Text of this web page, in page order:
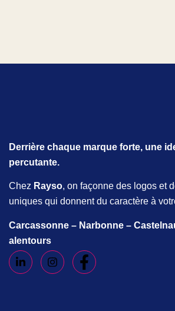
Derrière chaque marque forte, une
percutante.
Chez Rayso, on façonne des logos et
uniques qui donnent du caractère à
Carcassonne – Narbonne –
alentours